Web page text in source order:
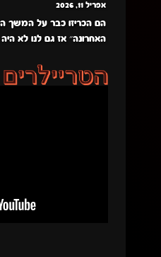
אפריל 11, 2026
הם הכריזו כבר על המשך
האחרונה״ אז גם לנו לא